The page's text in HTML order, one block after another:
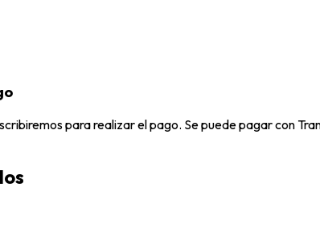
para realizar el pago. Se puede pagar con